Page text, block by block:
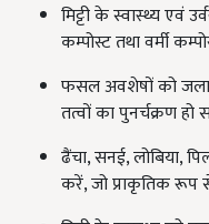
मिट्टी के स्वास्थ्य एवं
कम्पोस्ट तथा वर्मी
फसल अवशेषों को
तत्वों का पुनर्चक्रण हो
ढैंचा, सनई, लोबिया,
करें, जो प्राकृतिक रूप से